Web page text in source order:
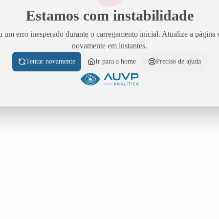
Estamos com instabilidade
um erro inesperado durante o carregamento inicial. Atualize a página
novamente em instantes.
Tentar novamente Ir para a home Preciso de ajuda